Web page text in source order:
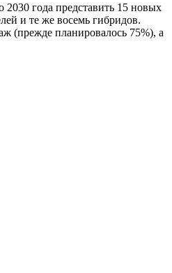
года представить 15 новых
и те же восемь гибридов.
(прежде планировалось 75%), а